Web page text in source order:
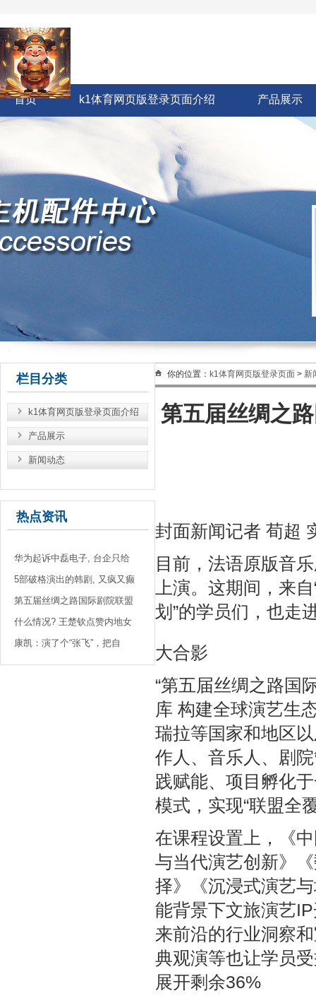
首页 k1体育网页版登录页面介绍 产品展示
栏目分类
k1体育网页版登录页面介绍
产品展示
新闻动态
热点资讯
华为起诉中磊电子, 台企只给
5部破格演出的韩剧, 又疯又癫
第五届丝绸之路国际剧院联盟
什么情况? 王楚钦点赞内地女
康凯：演了个“张飞”，把自
你的位置： k1体育网页版登录页面 > 新
第五届丝绸之
封面新闻记者 荀超
目前，法语原版音
上演。这期间，来
划”的学员们，也走
大合影
“第五届丝绸之路国
库 构建全球演艺生
瑞拉等国家和地区
作人、音乐人、剧
践赋能、项目孵化
模式，实现“联盟全
在课程设置上，《
与当代演艺创新》
择》《沉浸式演艺
能背景下文旅演艺
来前沿的行业洞察
典观演等也让学员
展开剩余36%